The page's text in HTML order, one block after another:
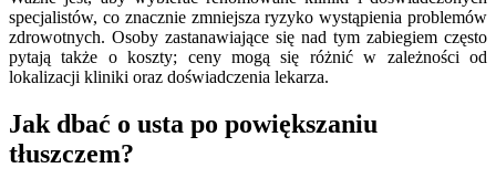
specjalistów, co znacznie zmniejsza ryzyko wystąpienia problemów
zdrowotnych. Osoby zastanawiające się nad tym zabiegiem często
pytają także o koszty; ceny mogą się różnić w zależności od
lokalizacji kliniki oraz doświadczenia lekarza.
Jak dbać o usta po powiększaniu
tłuszczem?